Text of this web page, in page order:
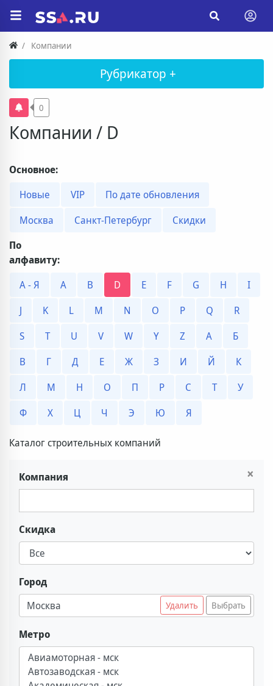
Компании
Рубрикатор +
Компании / D
0
Основное:
Новые
VIP
По дате обновления
Москва
Санкт-Петербург
Скидки
По
алфавиту:
А - Я
A B D E F G H
I
J
K L M N O P Q
R
S
T U V W Y Z А
Б
В
Г Д Е Ж З И Й
К
Л
М Н О П Р С Т
У
Ф
Х Ц Ч Э Ю Я
Каталог строительных компаний
×
Компания
Скидка
Город
Москва
Удалить Выбрать
Метро